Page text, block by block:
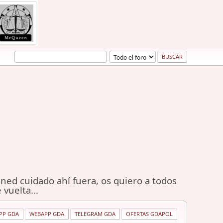
cuidado ahí fuera, os quiero a todos
vuelta...
GDA WEBAPP GDA TELEGRAM GDA OFERTAS GDAPOL